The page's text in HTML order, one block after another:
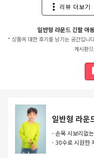
more_vert 리뷰 더보기
일반형 라운드 긴팔 아
* 상품에 대한 후기를 남기는 공간입니
게시판
일반형 라운
- 손목 시보리없
- 30수로 시원한